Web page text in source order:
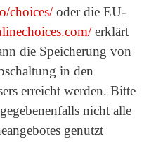
choices/oder die EU-
erklärt
die Speicherung von
in den
erreicht werden. Bitte
nicht alle
genutzt